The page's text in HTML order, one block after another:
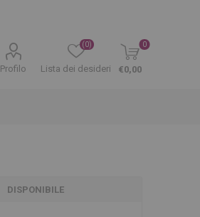
Profilo Lista dei desideri
(0) 0
€0,00
DISPONIBILE